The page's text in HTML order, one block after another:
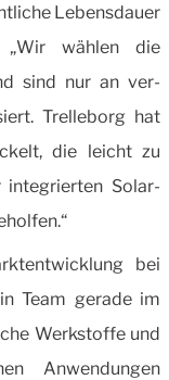
Lebens­dauer
wählen die
sind nur an ver­
Trelleborg hat
die leicht zu
integrierten Solar­
bei
Team gerade im
Werkstoffe und
Anwendungen